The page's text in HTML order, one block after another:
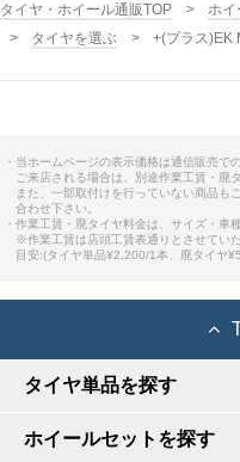
タイヤ・ホイール通販TOP ホイ
タイヤを選ぶ
+(プラス)EK
・当ホームページの表示価格は通信販売で
ご来店される場合は、別途作業工賃・廃
また、一部取付けを行っていない商品も
合わせ下さい。
・作業工賃・廃タイヤ料金は、サイズ・車
※作業工賃は店頭工賃表通りとさせていた
目安:(タイヤ単品¥2,200/1本、廃タイヤ
タイヤ単品を探す
ホイールセットを探す